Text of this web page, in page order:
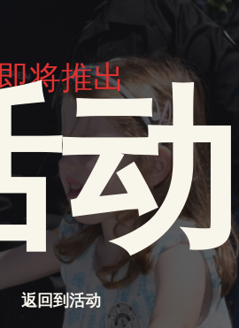
将推出
动
返回到活动